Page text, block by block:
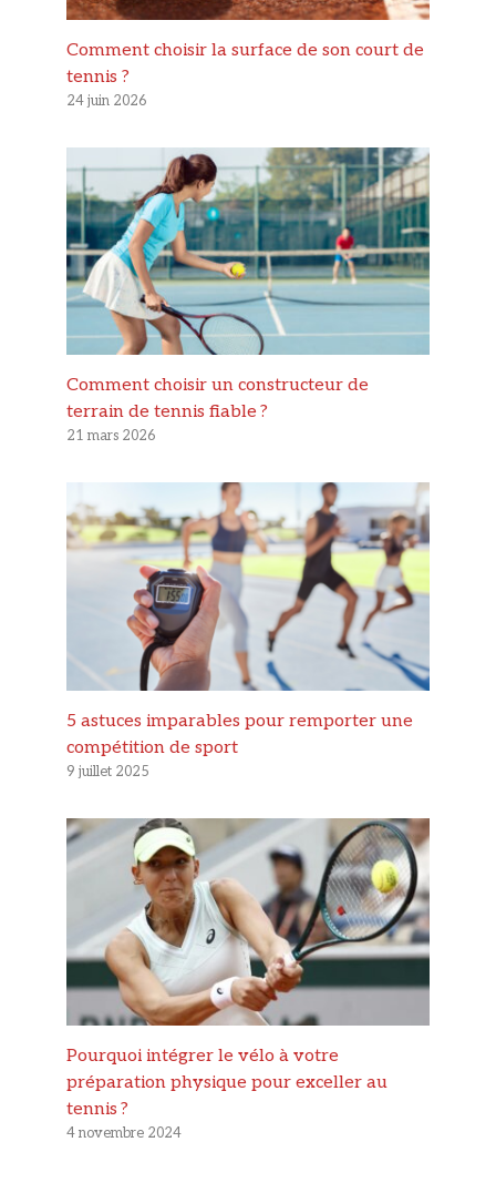
Comment choisir la surface de son court de
tennis ?
24 juin 2026
Comment choisir un constructeur de
terrain de tennis fiable ?
21 mars 2026
5 astuces imparables pour remporter une
compétition de sport
9 juillet 2025
Pourquoi intégrer le vélo à votre
préparation physique pour exceller au
tennis ?
4 novembre 2024